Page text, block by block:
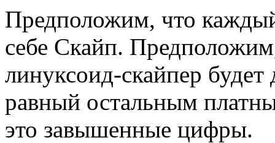
Предположим, что
себе Скайп.
линуксоид-скайпер
равный остальным
это завышенные цифры.